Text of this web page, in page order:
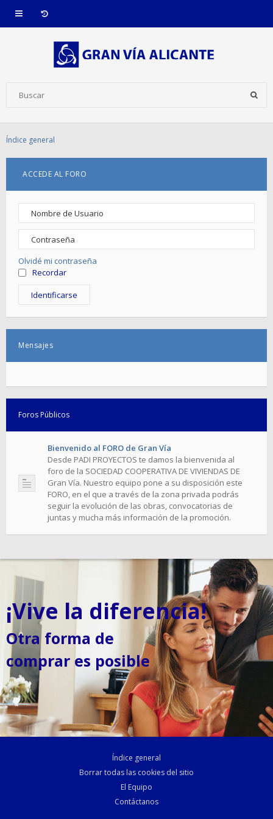
Índice general
ACCEDE AL FORO
Olvidé mi contraseña
Recordar
Mensajes
Foros Públicos
Bienvenido al FORO de Gran Vía
Desde PADI PROYECTOS te damos la bienvenida al
foro de la SOCIEDAD COOPERATIVA DE VIVIENDAS DE
Gran Vía. Nuestro equipo pone a su disposición este
FORO, en el que a través de la zona privada podrás
seguir la evolución​ ​de las obras, convocatorias de
juntas y mucha más información de la promoción.
¡Vive la diferencia!
Otra forma de
comprar es posible
Índice general
Borrar todas las cookies del sitio
El Equipo
Contáctanos